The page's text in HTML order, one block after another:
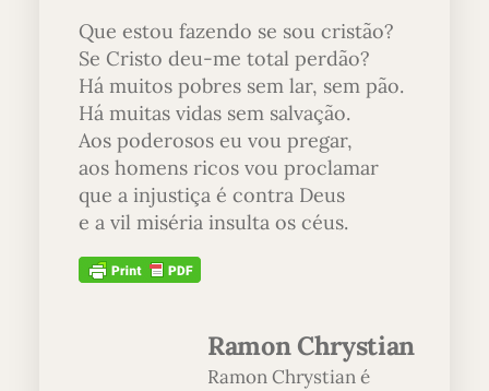
Que estou fazendo se sou cristão?
Se Cristo deu-me total perdão?
Há muitos pobres sem lar, sem pão.
Há muitas vidas sem salvação.
Aos poderosos eu vou pregar,
aos homens ricos vou proclamar
que a injustiça é contra Deus
e a vil miséria insulta os céus.
Ramon Chrystian
Ramon Chrystian é